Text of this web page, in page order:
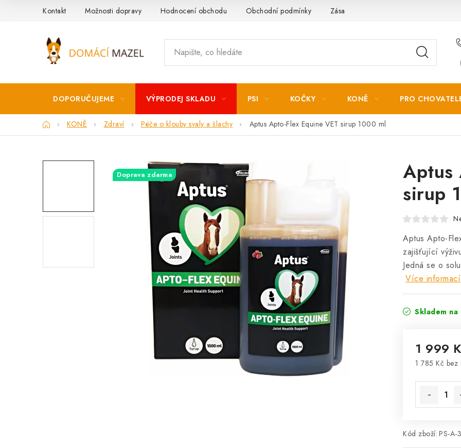
Kontakt Možnosti dopravy Hodnocení obchodu Obchodní podmínky Zásady zpracování osobních údajů
DOPORUČUJEME VÝPRODEJ SKLADU PSI KOČKY KONĚ PRO
DomůKONĚ Zdraví Péče o klouby svaly a šlachy Aptus Apto-Flex Equine VET sirup 1000 ml
Aptus
sirup
Aptus Apto-
zajišťující
Jedná se o
Více informací
Skladem
1 999
1 785 Kč bez
Kód zboží: PS-A-
Doprava zdarma